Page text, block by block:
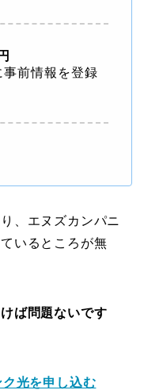
前情報を登録
、エヌズカンパニ
いるところが無
ば問題ないです
光を申し込む